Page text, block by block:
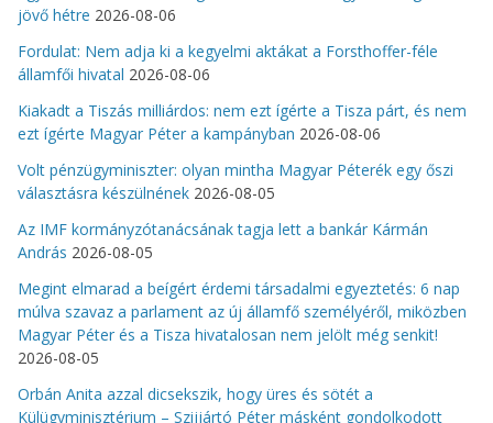
jövő hétre 2026-08-06
Fordulat: Nem adja ki a kegyelmi aktákat a Forsthoffer-féle
államfői hivatal 2026-08-06
Kiakadt a Tiszás milliárdos: nem ezt ígérte a Tisza párt, és nem
ezt ígérte Magyar Péter a kampányban 2026-08-06
Volt pénzügyminiszter: olyan mintha Magyar Péterék egy őszi
választásra készülnének 2026-08-05
Az IMF kormányzótanácsának tagja lett a bankár Kármán
András 2026-08-05
Megint elmarad a beígért érdemi társadalmi egyeztetés: 6 nap
múlva szavaz a parlament az új államfő személyéről, miközben
Magyar Péter és a Tisza hivatalosan nem jelölt még senkit!
2026-08-05
Orbán Anita azzal dicsekszik, hogy üres és sötét a
Külügyminisztérium – Szijjártó Péter másként gondolkodott